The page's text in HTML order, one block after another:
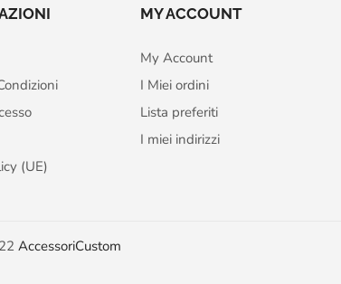
(UE)
MY ACCOUNT
My Account
I Miei ordini
Lista preferiti
I miei indirizzi
AccessoriCustom